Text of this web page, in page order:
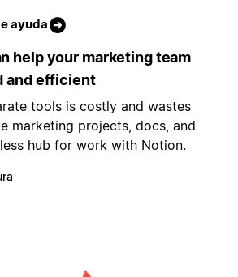
ayuda
help your marketing team
and efficient
tools is costly and wastes
marketing projects, docs, and
hub for work with Notion.